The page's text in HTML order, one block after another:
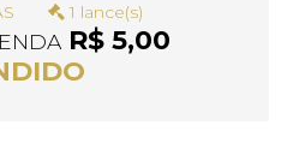
1 lance(s)
R$ 5,00